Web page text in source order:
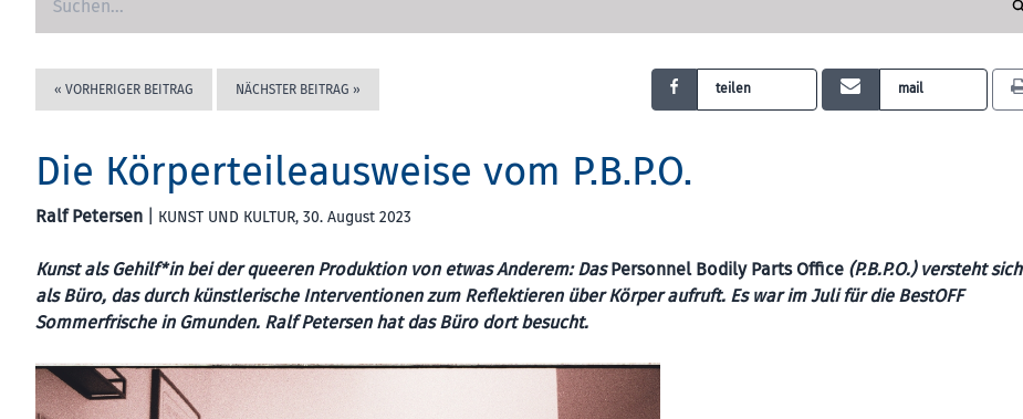
« VORHERIGER BEITRAG NÄCHSTER BEITRAG » teilen mail
Die Körperteileausweise vom P.B.P.O.
Ralf Petersen KUNST UND KULTUR, 30. August 2023
Kunst als Gehilf*in bei der queeren Produktion von etwas Anderem: DasPersonnel Bodily Parts Office (P.B.P.O.) versteht sich
als Büro, das durch künstlerische Interventionen zum Reflektieren über Körper aufruft. Es war im Juli für die BestOFF
Sommerfrische in Gmunden. Ralf Petersen hat das Büro dort besucht.